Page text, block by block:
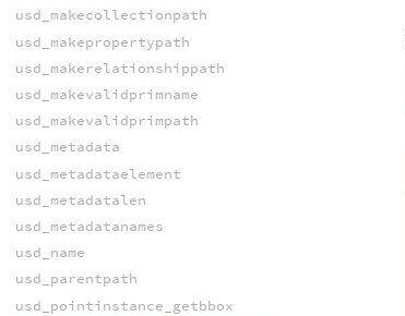
usd_makecollectionpath
usd_makepropertypath
usd_makerelationshippath
usd_makevalidprimname
usd_makevalidprimpath
usd_metadata
usd_metadataelement
usd_metadatalen
usd_metadatanames
usd_name
usd_parentpath
usd_pointinstance_getbbox